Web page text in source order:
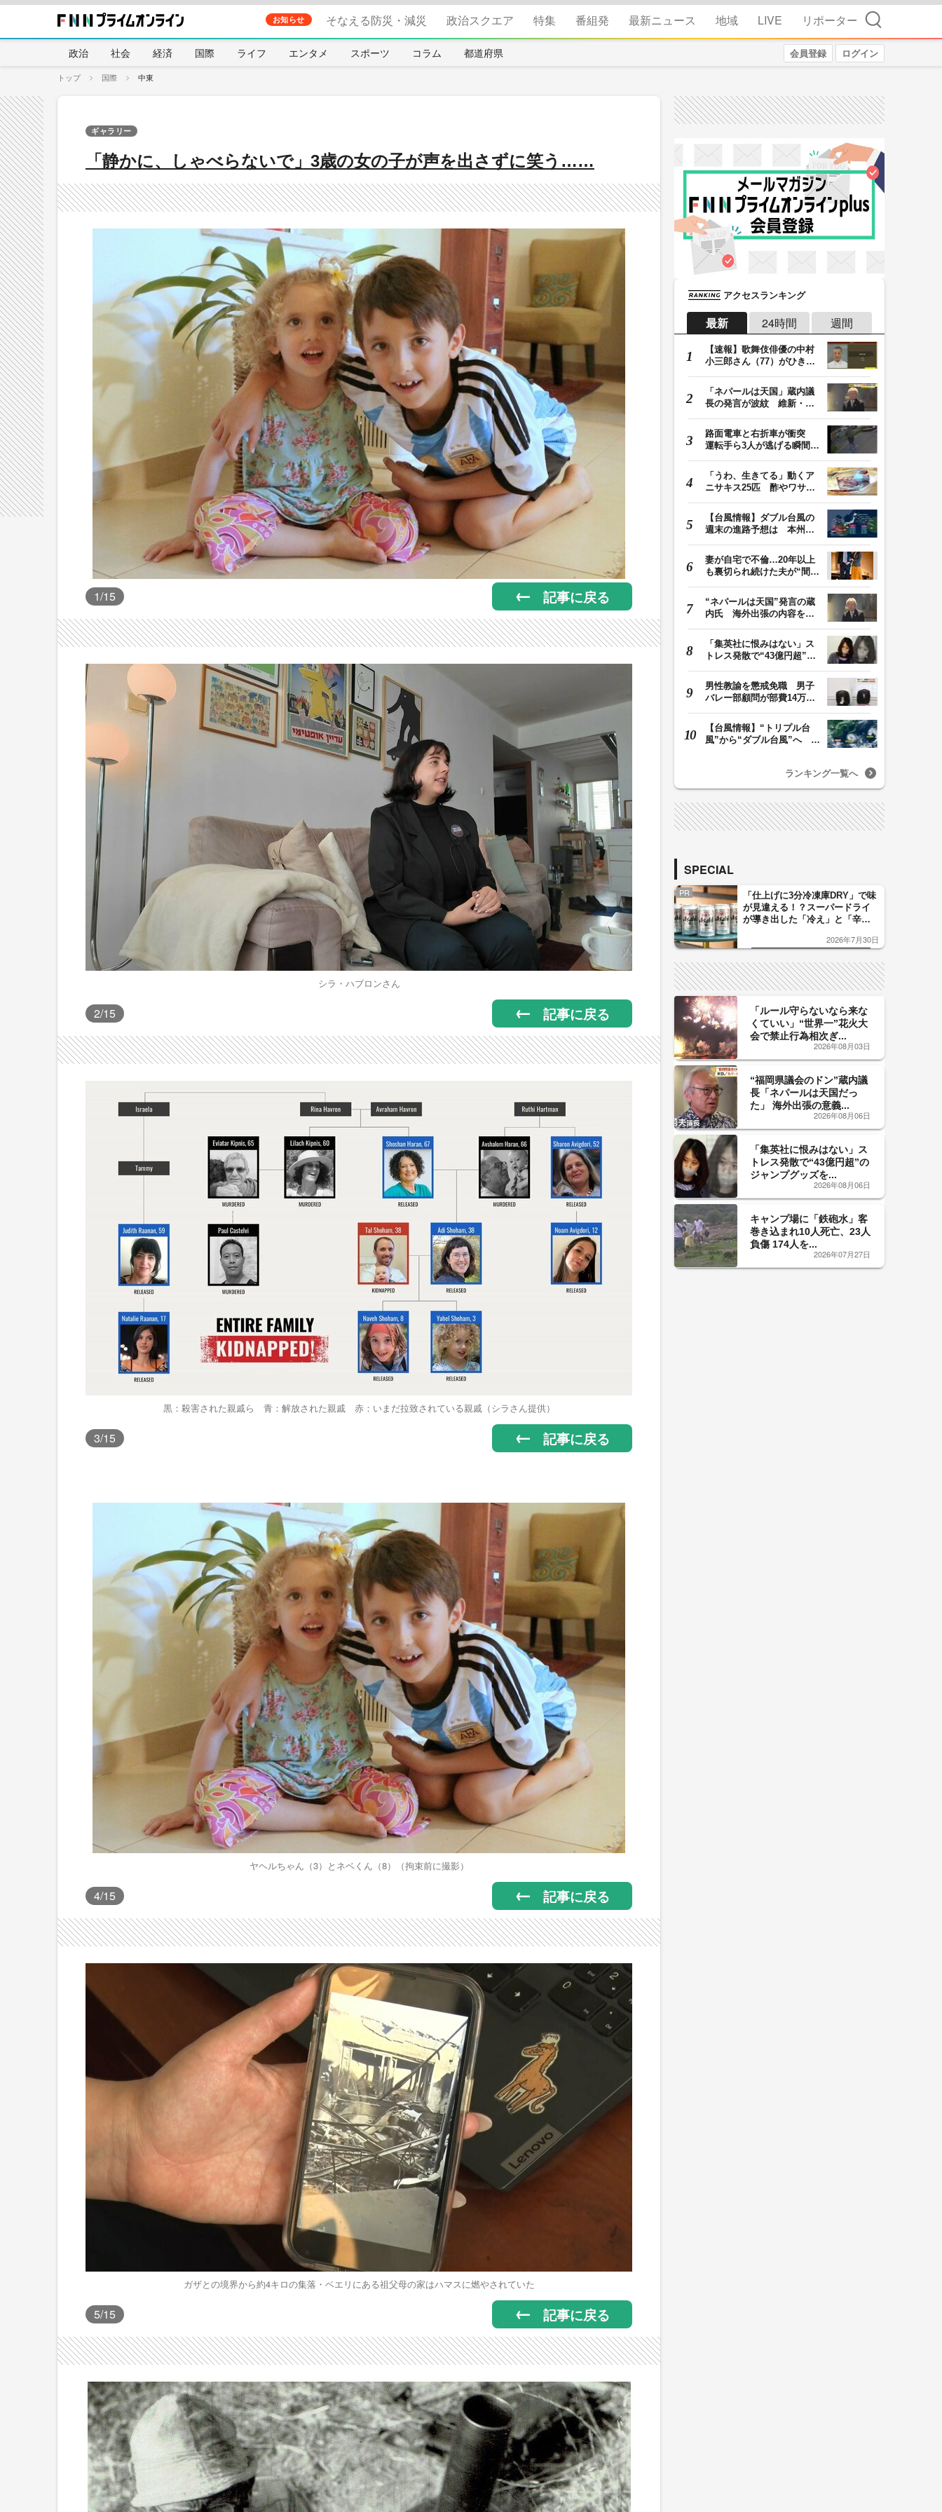
お知らせ そなえる防災・減災 政治スクエア 特集 番組発 最新ニュース 地域 LIVE リポーター 検索
政治 社会 経済 国際 ライフ エンタメ スポーツ コラム 都道府県 会員登録 ログイン
トップ 国際 中東
「静かに、しゃべらないで」3歳の女の子が声を出さずに笑う……
ギャラリー
1/15 記事に戻る
シラ・ハブロンさん
2/15 記事に戻る
黒：殺害された親戚ら 青：解放された親戚 赤：いまだ拉致されている親戚（シラさん提供）
3/15 記事に戻る
ヤヘルちゃん（3）とネベくん（8）（拘束前に撮影）
4/15 記事に戻る
ガザとの境界から約4キロの集落・ベエリにある祖父母の家はハマスに燃やされていた
5/15 記事に戻る
アクセスランキング
最新 24時間 週間
【速報】歌舞伎俳優の中村
小三郎さん（77）がひき逃
「ネパールは天国」蔵内議
長の発言が波紋 維新・吉
路面電車と右折車が衝突
運転手ら3人が逃げる瞬間
「うわ、生きてる」動くア
ニサキス25匹 酢やワサビ
【台風情報】ダブル台風の
週末の進路予想は 本州は
妻が自宅で不倫…20年以上
も裏切られ続けた夫が“間
“ネパールは天国”発言の蔵
内氏 海外出張の内容を説
「集英社に恨みはない」ス
トレス発散で“43億円超”の
男性教諭を懲戒免職 男子
バレー部顧問が部費14万円
【台風情報】“トリプル台
風”から“ダブル台風”へ 13
ランキング一覧へ
SPECIAL
PR
「仕上げに3分冷凍庫DRY」で味
が見違える！？スーパードライ
が導き出した「冷え」と「辛
した「辛口カーブ」が飲み頃の
2026年7月30日
「ルール守らないなら来な
くていい」“世界一”花火大
会で禁止行為相次ぎ...
2026年08月03日
“福岡県議会のドン”蔵内議
長「ネパールは天国だっ
た」 海外出張の意義...
2026年08月06日
「集英社に恨みはない」ス
トレス発散で“43億円超”の
ジャンプグッズを...
2026年08月06日
キャンプ場に「鉄砲水」客
巻き込まれ10人死亡、23人
負傷 174人を...
2026年07月27日